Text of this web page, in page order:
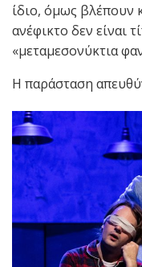
ίδιο, όμως βλέπουν
ανέφικτο δεν είναι
«μεταμεσονύκτια
Η παράσταση